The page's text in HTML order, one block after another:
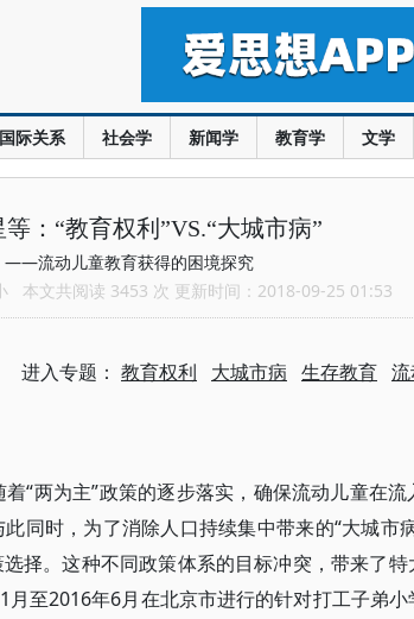
国际关系 社会学 新闻学 教育学 文学
：“教育权利”VS.“大城市病”
——流动儿童教育获得的困境探究
本文共阅读 3453 次 更新时间：2018-09-25 01:53
进入专题： 教育权利 大城市病 生存教育
“两为主”政策的逐步落实，确保流动儿童在
同时，为了消除人口持续集中带来的“大城市
择。这种不同政策体系的目标冲突，带来了
至2016年6月在北京市进行的针对打工子弟